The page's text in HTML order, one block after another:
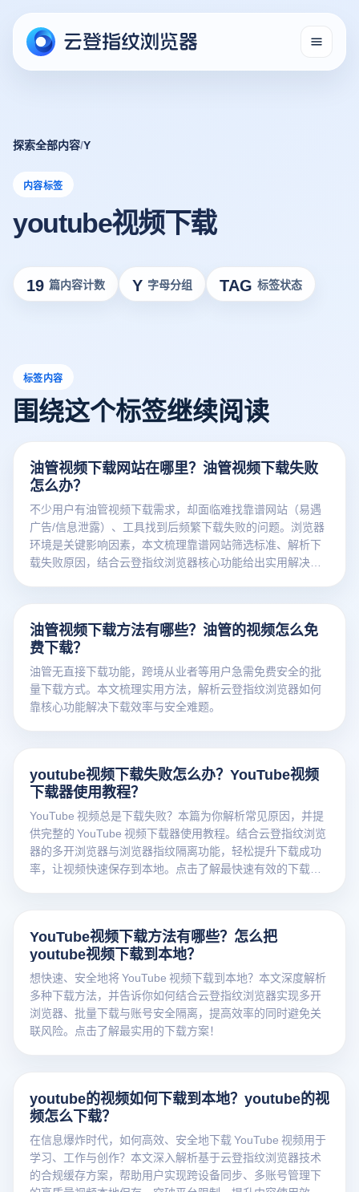
探索全部内容/Y
内容标签
youtube视频下载
19 篇内容计数 Y 字母分组 TAG 标签状态
标签内容
围绕这个标签继续阅读
油管视频下载网站在哪里？油管视频下载失败
怎么办？
不少用户有油管视频下载需求，却面临难找靠谱网站（易遇
广告/信息泄露）、工具找到后频繁下载失败的问题。浏览器
环境是关键影响因素，本文梳理靠谱网站筛选标准、解析下
载失败原因，结合云登指纹浏览器核心功能给出实用解决对
油管视频下载方法有哪些？油管的视频怎么免
费下载？
油管无直接下载功能，跨境从业者等用户急需免费安全的批
量下载方式。本文梳理实用方法，解析云登指纹浏览器如何
靠核心功能解决下载效率与安全难题。
youtube视频下载失败怎么办？YouTube视频
下载器使用教程？
YouTube 视频总是下载失败？本篇为你解析常见原因，并提
供完整的 YouTube 视频下载器使用教程。结合云登指纹浏览
器的多开浏览器与浏览器指纹隔离功能，轻松提升下载成功
率，让视频快速保存到本地。点击了解最快速有效的下载方
YouTube视频下载方法有哪些？怎么把
youtube视频下载到本地？
想快速、安全地将 YouTube 视频下载到本地？本文深度解析
多种下载方法，并告诉你如何结合云登指纹浏览器实现多开
浏览器、批量下载与账号安全隔离，提高效率的同时避免关
联风险。点击了解最实用的下载方案！
youtube的视频如何下载到本地？youtube的视
频怎么下载？
在信息爆炸时代，如何高效、安全地下载 YouTube 视频用于
学习、工作与创作？本文深入解析基于云登指纹浏览器技术
的合规缓存方案，帮助用户实现跨设备同步、多账号管理下